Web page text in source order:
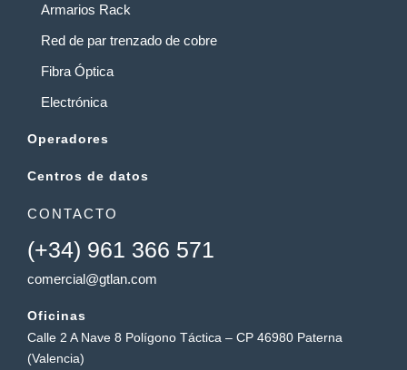
Armarios Rack
Red de par trenzado de cobre
Fibra Óptica
Electrónica
Operadores
Centros de datos
CONTACTO
(+34) 961 366 571
comercial@gtlan.com
Oficinas
Calle 2 A Nave 8 Polígono Táctica – CP 46980 Paterna
(Valencia)